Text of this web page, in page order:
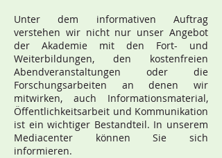
Unter dem informativen Auftrag
verstehen wir nicht nur unser Angebot
der Akademie mit den Fort- und
Weiterbildungen, den kostenfreien
Abendveranstaltungen oder die
Forschungsarbeiten an denen wir
mitwirken, auch Informationsmaterial,
Öffentlichkeitsarbeit und Kommunikation
ist ein wichtiger Bestandteil. In unserem
Mediacenter können Sie sich
informieren.